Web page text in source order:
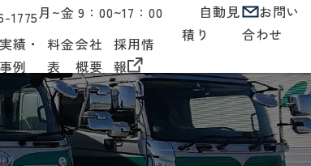
1775月~金 9：00~17：00
実績・
事例
料金
表
会社
概要
採用情
報
自動見
積り
お問い
合わせ